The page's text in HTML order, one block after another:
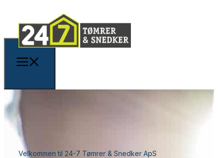
Velkommen til 24-7 Tømrer & Snedker ApS